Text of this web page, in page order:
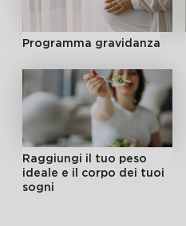
Programma gravidanza
Raggiungi il tuo peso
ideale e il corpo dei tuoi
sogni